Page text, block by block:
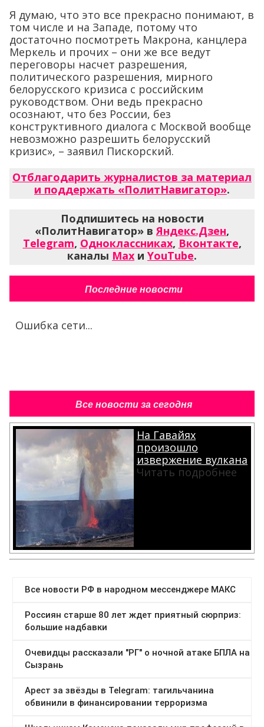
Я думаю, что это все прекрасно понимают, в
том числе и на Западе, потому что
достаточно посмотреть Макрона, канцлера
Меркель и прочих – они же все ведут
переговоры насчет разрешения,
политического разрешения, мирного
белорусского кризиса с российским
руководством. Они ведь прекрасно
осознают, что без России, без
конструктивного диалога с Москвой вообще
невозможно разрешить белорусский
кризис», – заявил Пискорский.
Отблагодарить журналистов за материал
и поддержать «ПолитНавигатор».
Подпишитесь на новости
«ПолитНавигатор» вЯндекс.Дзен,
Telegram, Одноклассниках, Вконтакте,
каналы Max и YouTube.
Последние новости
Ошибка сети...
Все новости за сегодня
На Гавайях
произошло
извержение вулкана
Читать подробнее